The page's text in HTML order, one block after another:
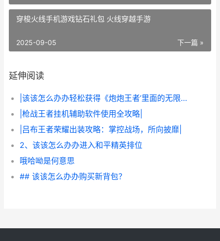
穿梭火线手机游戏钻石礼包 火线穿越手游
下一篇 »
2025-09-05
延伸阅读
|该该怎么办办轻松获得《炮炮王者’里面的无限金币和星星|
|枪战王者挂机辅助软件使用全攻略|
|吕布王者荣耀出装攻略：掌控战场，所向披靡|
2、该该怎么办办进入和平精英排位
哦哈呦是何意思
## 该该怎么办办购买新背包？